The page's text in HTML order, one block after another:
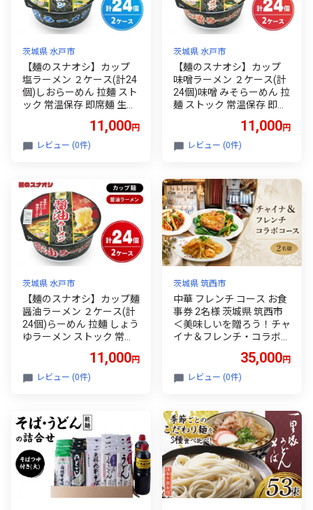
茨城県 水戸市
【麺のスナオシ】カップ
塩ラーメン ２ケース(計24
個)しおらーめん 拉麺 スト
ック 常温保存 即席麺 生活
保存食 防災 人気 大容量 ロ
ーリングストック グルメ
6）
11,000円
レビュー (0件)
茨城県 水戸市
【麺のスナオシ】カップ
味噌ラーメン ２ケース(計
24個)味噌 みそらーめん 拉
麺 ストック 常温保存 即席
期保存 保存食 防災 人気 大
容量 ローリングストック
（BY-25）
11,000円
レビュー (0件)
茨城県 水戸市
【麺のスナオシ】カップ麺
醤油ラーメン ２ケース(計
24個)らーめん 拉麺 しょう
ゆラーメン ストック 常温
災 人気 大容量 ローリング
市 茨城県（BY-24）
11,000円
レビュー (0件)
茨城県 筑西市
中華 フレンチ コース お食
事券 2名様 茨城県 筑西市
＜美味しいを贈ろう！チャ
イナ＆フレンチ・コラボコ
食事券 茨城 筑西 関東 店舗
で使える ギフト券 ギフト
35,000円
レビュー (0件)